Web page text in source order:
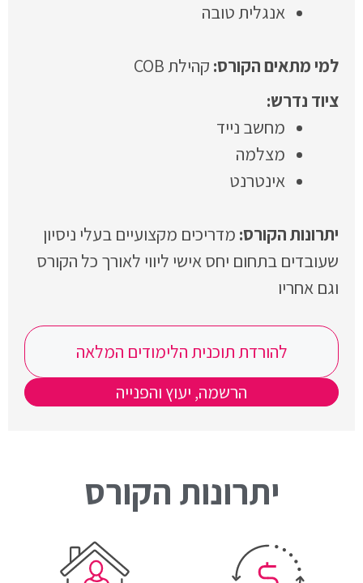
אנגלית טובה
קהילת COB
מחשב נייד
מצלמה
אינטרנט
מדריכים מקצועיים בעלי ניסיון
שעובדים בתחום יחס אישי ליווי לאורך כל הקורס
וגם אחריו
להורדת תוכנית הלימודים המלאה
הרשמה, יעוץ והפנייה
יתרונות הקורס